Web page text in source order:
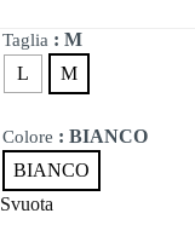
45,00€.
39,00€.
Taglia : M
L
M
Colore : BIANCO
BIANCO
Svuota